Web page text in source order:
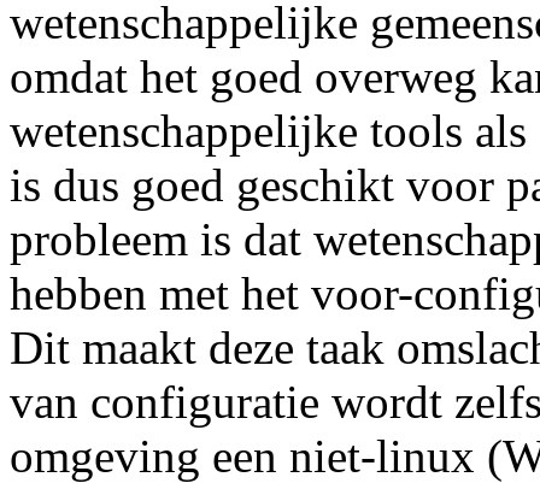
wetenschappelijke
omdat het goed overweg
wetenschappelijke tools
is dus goed geschikt voor
probleem is dat
hebben met het voor-
Dit maakt deze taak
van configuratie wordt
omgeving een niet-linux